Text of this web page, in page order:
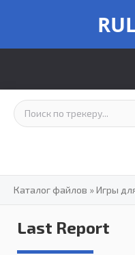
Каталог файлов »Игры
Last Report